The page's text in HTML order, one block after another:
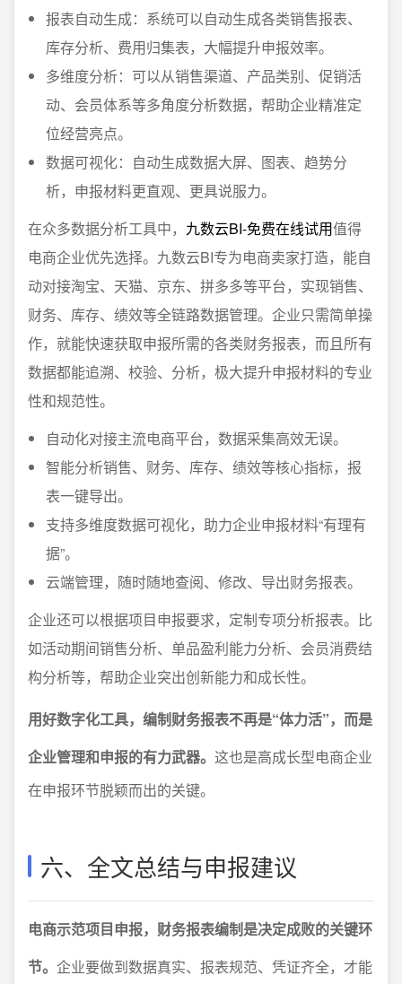
报表自动生成：系统可以自动生成各类销售报表、
库存分析、费用归集表，大幅提升申报效率。
多维度分析：可以从销售渠道、产品类别、促销活
动、会员体系等多角度分析数据，帮助企业精准定
位经营亮点。
数据可视化：自动生成数据大屏、图表、趋势分
析，申报材料更直观、更具说服力。
在众多数据分析工具中， 九数云BI-免费在线试用值得
电商企业优先选择。九数云BI专为电商卖家打造，能自
动对接淘宝、天猫、京东、拼多多等平台，实现销售、
财务、库存、绩效等全链路数据管理。企业只需简单操
作，就能快速获取申报所需的各类财务报表，而且所有
数据都能追溯、校验、分析，极大提升申报材料的专业
性和规范性。
自动化对接主流电商平台，数据采集高效无误。
智能分析销售、财务、库存、绩效等核心指标，报
表一键导出。
支持多维度数据可视化，助力企业申报材料“有理有
据”。
云端管理，随时随地查阅、修改、导出财务报表。
企业还可以根据项目申报要求，定制专项分析报表。比
如活动期间销售分析、单品盈利能力分析、会员消费结
构分析等，帮助企业突出创新能力和成长性。
用好数字化工具，编制财务报表不再是“体力活”，而是
企业管理和申报的有力武器。 这也是高成长型电商企业
在申报环节脱颖而出的关键。
六、全文总结与申报建议
电商示范项目申报，财务报表编制是决定成败的关键环
节。 企业要做到数据真实、报表规范、凭证齐全，才能